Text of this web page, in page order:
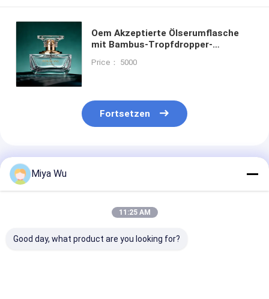
Oem Akzeptierte Ölserumflasche
mit Bambus-Tropfdropper-
Verpackung für ätherische Öle
Price： 5000
Fortsetzen
Empfohlene Produkte
Miya Wu
11:25 AM
Good day, what product are you looking for?